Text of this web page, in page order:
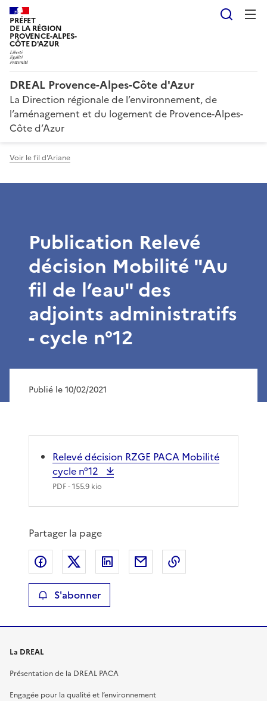
PRÉFET
DE LA RÉGION
PROVENCE-ALPES-
CÔTE D'AZUR
DREAL Provence-Alpes-Côte d'Azur
La Direction régionale de l’environnement, de
l’aménagement et du logement de Provence-Alpes-
Côte d’Azur
Voir le fil d'Ariane
Publication Relevé
décision Mobilité "Au
fil de l’eau" des
adjoints administratifs
- cycle n°12
Publié le 10/02/2021
Relevé décision RZGE PACA Mobilité
cycle n°12
PDF- 155.9 kio
Partager la page
Partager sur Facebook
Partager sur XPartager sur LinkedIn
Partager par email
S'abonner
La DREAL
Présentation de la DREAL PACA
Engagée pour la qualité et l’environnement